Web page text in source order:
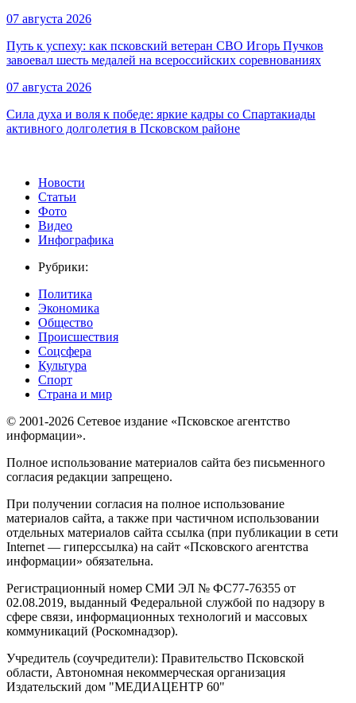
07 августа 2026
Путь к успеху: как псковский ветеран СВО Игорь Пучков
завоевал шесть медалей на всероссийских соревнованиях
07 августа 2026
Сила духа и воля к победе: яркие кадры со Спартакиады
активного долголетия в Псковском районе
Новости
Статьи
Фото
Видео
Инфографика
Рубрики:
Политика
Экономика
Общество
Происшествия
Соцсфера
Культура
Спорт
Страна и мир
© 2001-2026 Сетевое издание «Псковское агентство
информации».
Полное использование материалов сайта без письменного
согласия редакции запрещено.
При получении согласия на полное использование
материалов сайта, а также при частичном использовании
отдельных материалов сайта ссылка (при публикации в сети
Internet — гиперссылка) на сайт «Псковского агентства
информации» обязательна.
Регистрационный номер СМИ ЭЛ № ФС77-76355 от
02.08.2019, выданный Федеральной службой по надзору в
сфере связи, информационных технологий и массовых
коммуникаций (Роскомнадзор).
Учредитель (соучредители): Правительство Псковской
области, Автономная некоммерческая организация
Издательский дом "МЕДИАЦЕНТР 60"